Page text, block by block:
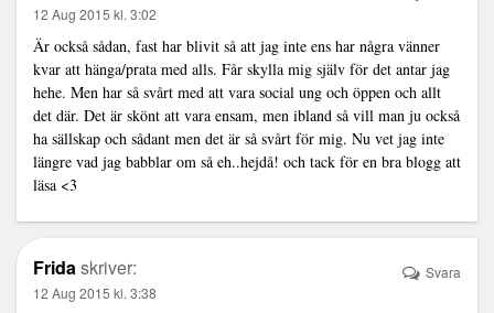
12 Aug 2015 kl. 3:02
Är också sådan, fast har blivit så att jag inte ens har några vänner
kvar att hänga/prata med alls. Får skylla mig själv för det antar jag
hehe. Men har så svårt med att vara social ung och öppen och allt
det där. Det är skönt att vara ensam, men ibland så vill man ju också
ha sällskap och sådant men det är så svårt för mig. Nu vet jag inte
längre vad jag babblar om så eh..hejdå! och tack för en bra blogg att
läsa <3
Fridaskriver:
12 Aug 2015 kl. 3:38
Svara